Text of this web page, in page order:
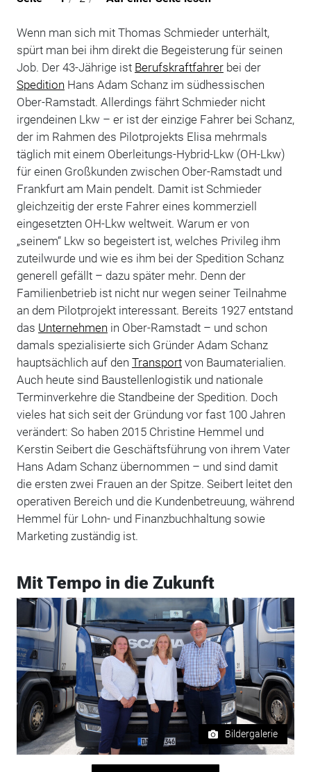
Wenn man sich mit Thomas Schmieder unterhält,
spürt man bei ihm direkt die Begeisterung für seinen
Job. Der 43-Jährige ist Berufskraftfahrerbei der
Spedition Hans Adam Schanz im südhessischen
Ober-Ramstadt. Allerdings fährt Schmieder nicht
irgendeinen Lkw – er ist der einzige Fahrer bei Schanz,
der im Rahmen des Pilotprojekts Elisa mehrmals
täglich mit einem Oberleitungs-Hybrid-Lkw (OH-Lkw)
für einen Großkunden zwischen Ober-Ramstadt und
Frankfurt am Main pendelt. Damit ist Schmieder
gleichzeitig der erste Fahrer eines kommerziell
eingesetzten OH-Lkw weltweit. Warum er von
„seinem“ Lkw so begeistert ist, welches Privileg ihm
zuteilwurde und wie es ihm bei der Spedition Schanz
generell gefällt – dazu später mehr. Denn der
Familienbetrieb ist nicht nur wegen seiner Teilnahme
an dem Pilotprojekt interessant. Bereits 1927 entstand
das Unternehmen in Ober-Ramstadt – und schon
damals spezialisierte sich Gründer Adam Schanz
hauptsächlich auf den Transportvon Baumaterialien.
Auch heute sind Baustellenlogistik und nationale
Terminverkehre die Standbeine der Spedition. Doch
vieles hat sich seit der Gründung vor fast 100 Jahren
verändert: So haben 2015 Christine Hemmel und
Kerstin Seibert die Geschäftsführung von ihrem Vater
Hans Adam Schanz übernommen – und sind damit
die ersten zwei Frauen an der Spitze. Seibert leitet den
operativen Bereich und die Kundenbetreuung, während
Hemmel für Lohn- und Finanzbuchhaltung sowie
Marketing zuständig ist.
Mit Tempo in die Zukunft
Bildergalerie